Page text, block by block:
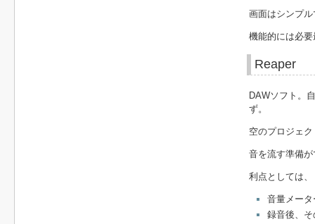
画面はシンプ
機能的には必
Reaper
DAWソフト。
ず。
空のプロジェ
音を流す準備
利点としては、
音量メー
録音後、